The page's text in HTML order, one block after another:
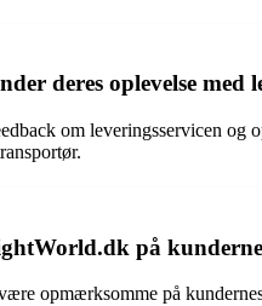
deres oplevelse med
om leveringsservicen og
på
opmærksomme på